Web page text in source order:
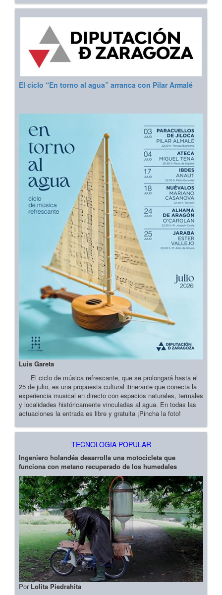
El ciclo “En torno al agua” arranca con Pilar Armalé
Luis Gareta
El ciclo de música refrescante, que se prolongará hasta el
25 de julio, es una propuesta cultural itinerante que conecta la
experiencia musical en directo con espacios naturales, termales
y localidades históricamente vinculadas al agua. En todas las
actuaciones la entrada es libre y gratuita ¡Pincha la foto!
TECNOLOGIA POPULAR
Ingeniero holandés desarrolla una motocicleta que
funciona con metano recuperado de los humedales
Por Lolita Piedrahita